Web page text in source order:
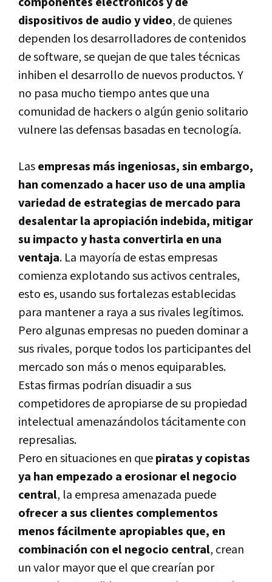
dispositivos de audio y video, de quienes
dependen los desarrolladores de contenidos
de software, se quejan de que tales técnicas
inhiben el desarrollo de nuevos productos. Y
no pasa mucho tiempo antes que una
comunidad de hackers o algún genio solitario
vulnere las defensas basadas en tecnologí­a.
Lasempresas más ingeniosas, sin embargo,
han comenzado a hacer uso de una amplia
variedad de estrategias de mercado para
desalentar la apropiación indebida, mitigar
su impacto y hasta convertirla en una
ventaja. La mayorí­a de estas empresas
comienza explotando sus activos centrales,
esto es, usando sus fortalezas establecidas
para mantener a raya a sus rivales legí­timos.
Pero algunas empresas no pueden dominar a
sus rivales, porque todos los participantes del
mercado son más o menos equiparables.
Estas firmas podrí­an disuadir a sus
competidores de apropiarse de su propiedad
intelectual amenazándolos tácitamente con
represalias.
Pero en situaciones en quepiratas y copistas
ya han empezado a erosionar el negocio
central, la empresa amenazada puede
ofrecer a sus clientes complementos
menos fácilmente apropiables que, en
combinación con el negocio central, crean
un valor mayor que el que crearí­an por